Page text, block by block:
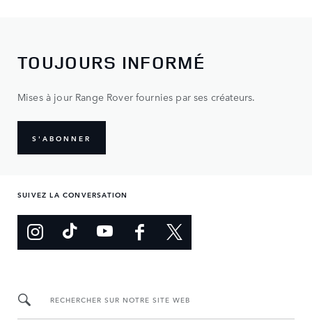
TOUJOURS INFORMÉ
Mises à jour Range Rover fournies par ses créateurs.
S'ABONNER
SUIVEZ LA CONVERSATION
RECHERCHER SUR NOTRE SITE WEB